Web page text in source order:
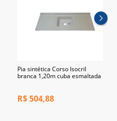
Pia sintética Corso Isocril
branca 1,20m cuba esmaltada
R$504,88